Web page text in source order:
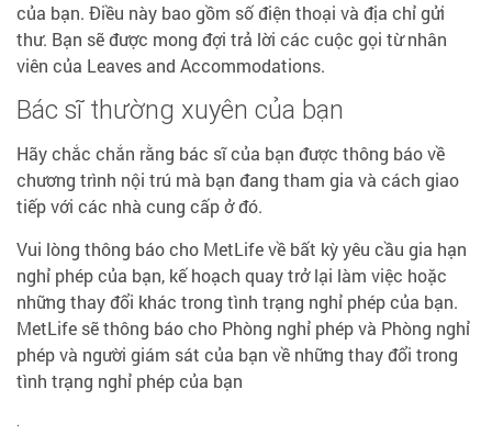
của bạn. Điều này bao gồm số điện thoại và địa chỉ gửi
thư. Bạn sẽ được mong đợi trả lời các cuộc gọi từ nhân
viên của Leaves and Accommodations.
Bác sĩ thường xuyên của bạn
Hãy chắc chắn rằng bác sĩ của bạn được thông báo về
chương trình nội trú mà bạn đang tham gia và cách giao
tiếp với các nhà cung cấp ở đó.
Vui lòng thông báo cho MetLife về bất kỳ yêu cầu gia hạn
nghỉ phép của bạn, kế hoạch quay trở lại làm việc hoặc
những thay đổi khác trong tình trạng nghỉ phép của bạn.
MetLife sẽ thông báo cho Phòng nghỉ phép và Phòng nghỉ
phép và người giám sát của bạn về những thay đổi trong
tình trạng nghỉ phép của bạn
.